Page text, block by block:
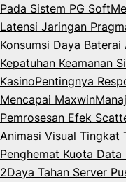
Pada Sistem PG Soft
Latensi Jaringan
Konsumsi Daya
Kepatuhan Keamanan
KasinoPentingnya
Mencapai Maxwin
Pemrosesan Efek
Animasi Visual Tingkat
Penghemat Kuota
2Daya Tahan Server